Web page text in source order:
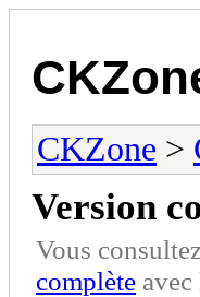
CKZone >
Version
Vous
complète